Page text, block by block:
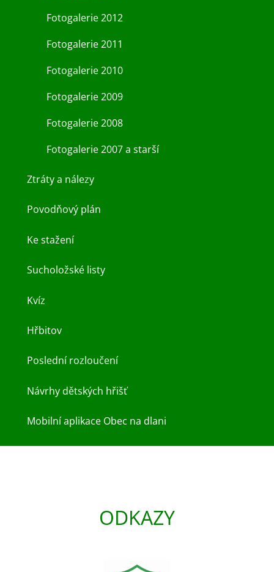
Fotogalerie 2012
Fotogalerie 2011
Fotogalerie 2010
Fotogalerie 2009
Fotogalerie 2008
Fotogalerie 2007 a starší
Ztráty a nálezy
Povodňový plán
Ke stažení
Sucholožské listy
Kvíz
Hřbitov
Poslední rozloučení
Návrhy dětských hřišť
Mobilní aplikace Obec na dlani
ODKAZY